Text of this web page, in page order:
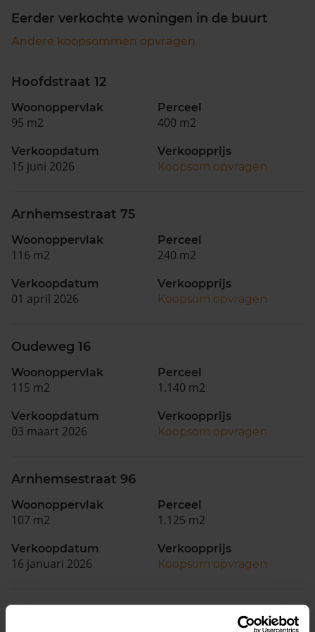
Eerder verkochte woningen in de buurt
Andere koopsommen opvragen
Hoofdstraat 12
Woonoppervlak
95 m2
Perceel
400 m2
Verkoopdatum
15 juni 2026
Verkoopprijs
Koopsom opvragen
Arnhemsestraat 75
Woonoppervlak
116 m2
Perceel
240 m2
Verkoopdatum
01 april 2026
Verkoopprijs
Koopsom opvragen
Oudeweg 16
Woonoppervlak
115 m2
Perceel
1.140 m2
Verkoopdatum
03 maart 2026
Verkoopprijs
Koopsom opvragen
Arnhemsestraat 96
Woonoppervlak
107 m2
Perceel
1.125 m2
Verkoopdatum
16 januari 2026
Verkoopprijs
Koopsom opvragen